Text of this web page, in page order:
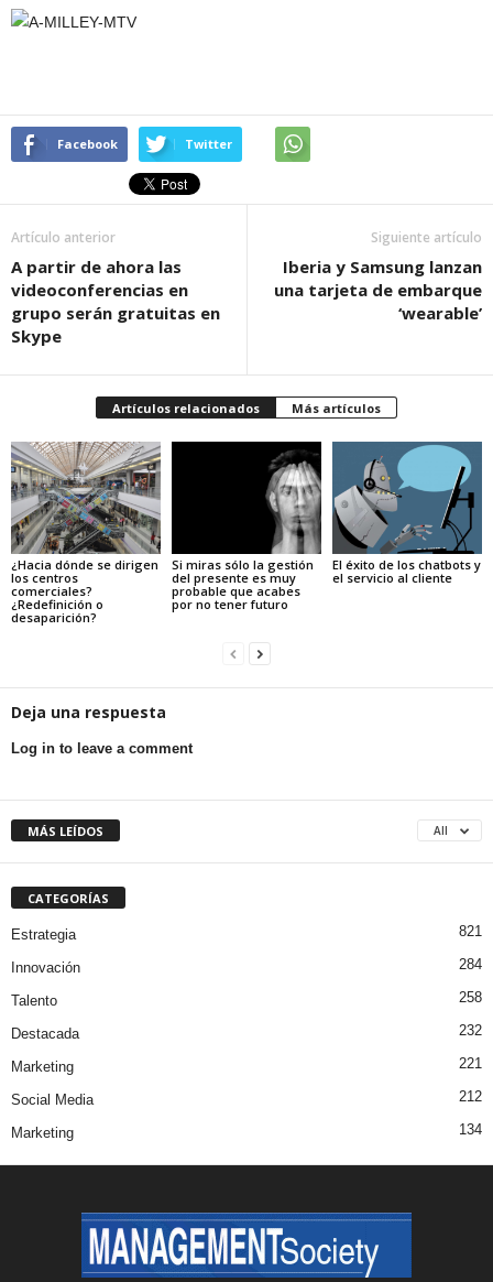
Facebook Twitter
Artículo anterior
A partir de ahora las
videoconferencias en
grupo serán gratuitas en
Skype
Siguiente artículo
Iberia y Samsung lanzan
una tarjeta de embarque
‘wearable’
Artículos relacionados Más artículos
¿Hacia dónde se dirigen
los centros
comerciales?
¿Redefinición o
desaparición?
Si miras sólo la gestión
del presente es muy
probable que acabes
por no tener futuro
El éxito de los chatbots y
el servicio al cliente
Deja una respuesta
Log in to leave a comment
MÁS LEÍDOS All
CATEGORÍAS
Estrategia 821
Innovación 284
Talento 258
Destacada 232
Marketing 221
Social Media 212
Marketing 134